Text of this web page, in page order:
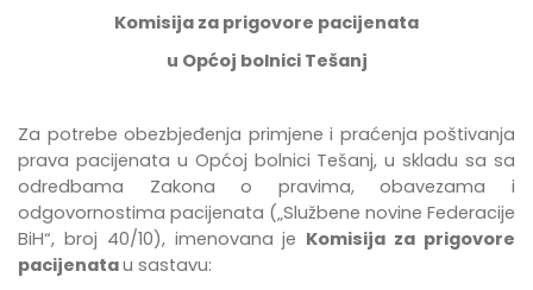
Komisija za prigovore pacijenata
u Općoj bolnici Tešanj
Za potrebe obezbjeđenja primjene i praćenja poštivanja
prava pacijenata u Općoj bolnici Tešanj,u skladu sa sa
odredbama Zakona o pravima, obavezama i
odgovornostima pacijenata („Službene novine Federacije
BiH“, broj 40/10), imenovana je Komisija za prigovore
pacijenatau sastavu: